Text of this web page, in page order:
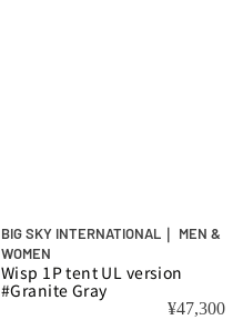
BIG SKY INTERNATIONAL｜ MEN &
WOMEN
Wisp 1P tent UL version
#Granite Gray
¥47,300